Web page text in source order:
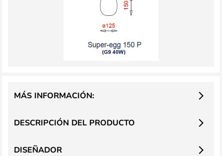
DESCRIPCIÓN DEL PRODUCTO
MÁS INFORMACIÓN:
DISEÑADOR